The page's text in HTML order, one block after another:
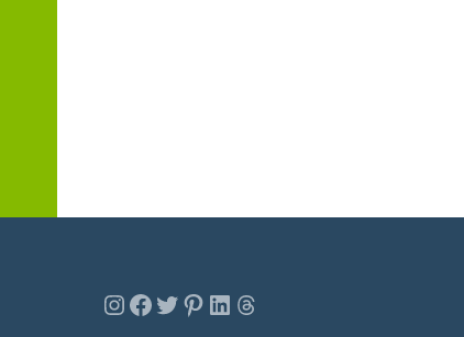
Instagram
Facebook
Twitter
Pinterest
LinkedIn
Threads